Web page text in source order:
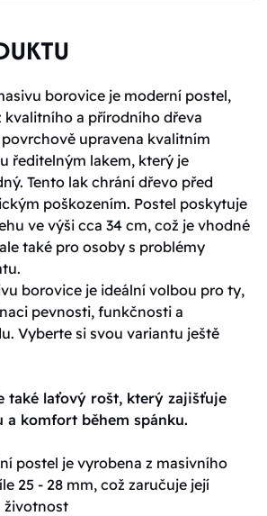
borovice je moderní postel,
kvalitního a přírodního dřeva
upravena kvalitním
ředitelným lakem, který je
Tento lak chrání dřevo před
poškozením. Postel poskytuje
ve výši cca 34 cm, což je vhodné
také pro osoby s problémy
borovice je ideální volbou pro ty,
pevnosti, funkčnosti a
Vyberte si svou variantu ještě
také laťový rošt, který zajišťuje
komfort během spánku.
postel je vyrobena z masivního
25 - 28 mm, což zaručuje její
životnost